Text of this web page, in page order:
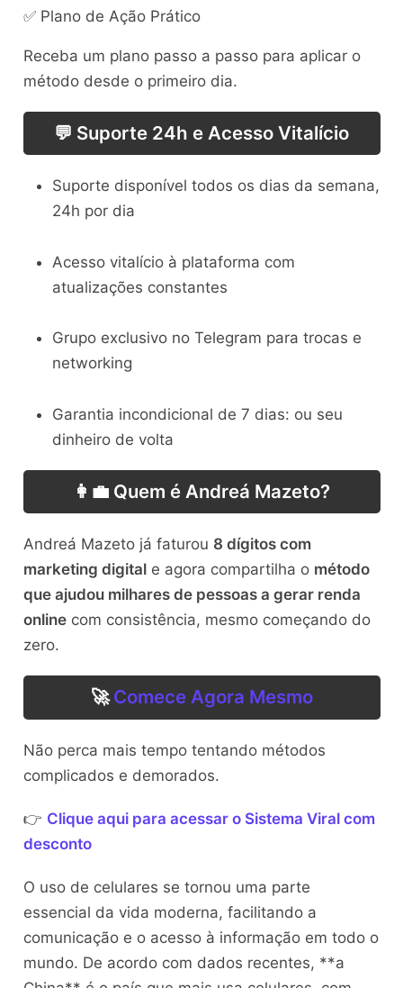
✅ Plano de Ação Prático
Receba um plano passo a passo para aplicar o
método desde o primeiro dia.
💬 Suporte 24h e Acesso Vitalício
Suporte disponível todos os dias da semana,
24h por dia
Acesso vitalício à plataforma com
atualizações constantes
Grupo exclusivo no Telegram para trocas e
networking
Garantia incondicional de 7 dias: ou seu
dinheiro de volta
👩‍💼 Quem é Andreá Mazeto?
Andreá Mazeto já faturou 8 dígitos com
marketing digitale agora compartilha o método
que ajudou milhares de pessoas a gerar renda
onlinecom consistência, mesmo começando do
zero.
🚀Comece Agora Mesmo
Não perca mais tempo tentando métodos
complicados e demorados.
👉 Clique aqui para acessar o Sistema Viral com
desconto
O uso de celulares se tornou uma parte
essencial da vida moderna, facilitando a
comunicação e o acesso à informação em todo o
mundo. De acordo com dados recentes, **a